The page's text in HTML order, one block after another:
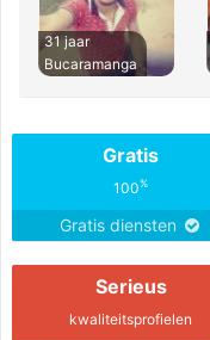
31 jaar
Bucaramanga
Gratis
100%
Gratis diensten
Serieus
kwaliteitsprofielen